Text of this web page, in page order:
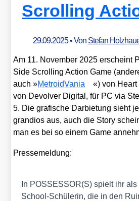
Scrolling
29.09.2025• Von Stefan
Am 11. Novem­ber 2025 erscheint
Side Scrol­ling Action Game
auch »Metro­id­Va­nia
«) von
von Devol­ver Digi­tal, für PC via
5. Die gra­fi­sche Dar­bie­tung sieht
gran­di­os aus, auch die Sto­ry
man es bei so einem Game
Pres­se­mel­dung:
In POSSESSOR(S) spielt ihr
School-Schü­le­rin, die in den